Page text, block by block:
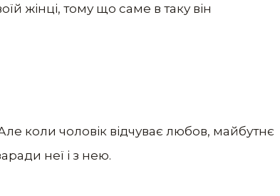
жінці, тому що саме в таку він
коли чоловік відчуває любов, майбутнє
неї і з нею.